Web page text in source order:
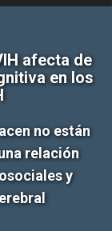
afecta de
en los
no están
relación
y